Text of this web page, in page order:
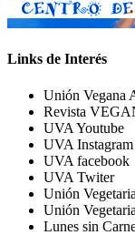
Links de Interés
Unión Vegana
Revista
UVA Youtube
UVA Instagram
UVA facebook
UVA Twiter
Unión
Unión
Lunes sin